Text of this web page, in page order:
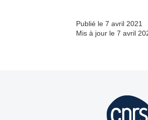
Publié le 7 avril 2021
Mis à jour le 7 avril